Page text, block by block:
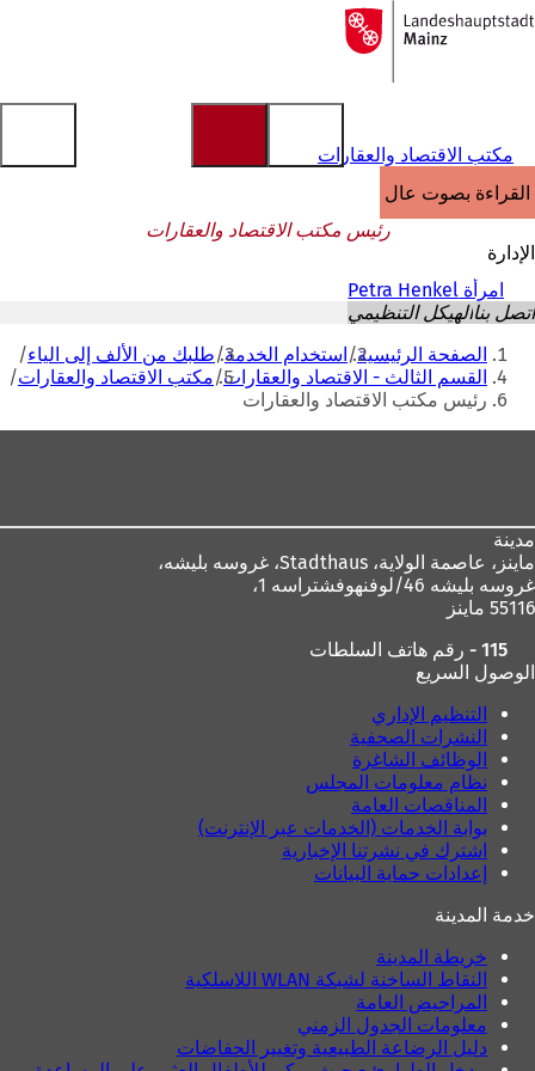
الانتقال إلى المحتوى
إلى
الصفحة
مكتب الاقتصاد والعقارات
القراءة بصوت عالٍ
رئيس مكتب الاقتصاد والعقارات
الإدارة
امرأة Petra Henkel
اتصل بناالهيكل التنظيمي
أنت
هنا
الصفحة الرئيسية استخدام الخدمة طلبك من الألف إلى الياء
القسم الثالث - الاقتصاد والعقارات مكتب الاقتصاد والعقارات
رئيس مكتب الاقتصاد والعقارات
مدينة
ماينز، عاصمة الولاية،
غروسه بليشه 46/لوفنهوفشتراسه 1،
55116 ماينز
115 - رقم هاتف السلطات
الوصول السريع
التنظيم الإداري
النشرات الصحفية
الوظائف الشاغرة
نظام معلومات المجلس
المناقصات العامة
بوابة الخدمات (الخدمات عبر الإنترنت)
اشترك في نشرتنا الإخبارية
إعدادات حماية البيانات
خدمة المدينة
خريطة المدينة
النقاط الساخنة لشبكة WLAN اللاسلكية
المراحيض العامة
معلومات الجدول الزمني
دليل الرضاعة الطبيعية وتغيير الحفاضات